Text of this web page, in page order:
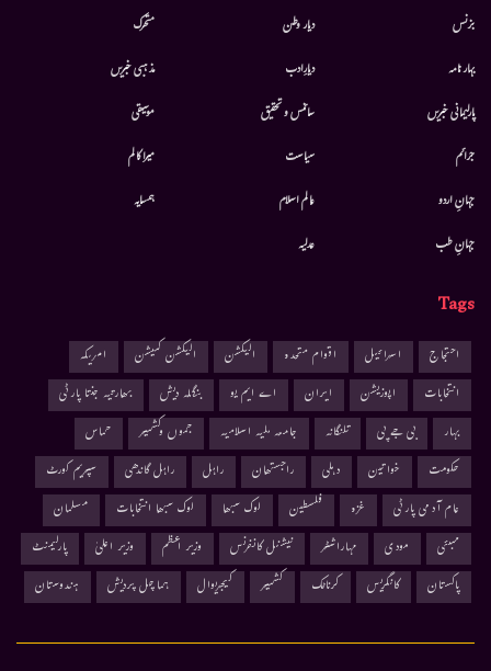
بزنس
بہار نامہ
پارلیمانی خبریں
جرائم
جہانِ اردو
جہانِ طب
دیار وطن
دیارِادب
سائنس و تحقیق
سیاست
عالم اسلام
عدلیہ
متحرك
مذہبی خبریں
موسيقى
میرا کالم
ہمسایہ
Tags
احتجاج اسرائیل اقوام متحدہ الیکشن الیکشن کمیشن
امریکہ
انتخابات
اپوزیشن ایران اے ایم یو بنگلہ دیش
بھارتیہ جنتا پارٹی
بہار
بی جے پی تلنگانہ جامعہ ملیہ اسلامیہ جموں وکشمیر
حماس
حکومت
خواتین دہلی راجستھان راہل راہل گاندھی
سپریم کورٹ
عام آدمی پارٹی
غزہ فلسطین لوک سبھا لوک سبھا انتخابات
مسلمان
ممبئی
مودی مہاراشٹر نیشنل کانفرنس وزیر اعظم وزیر اعلیٰ
پارلیمنٹ
پاکستان
کانگریس کرناٹک کشمیر کیجریوال ہماچل پردیش ہندوستان